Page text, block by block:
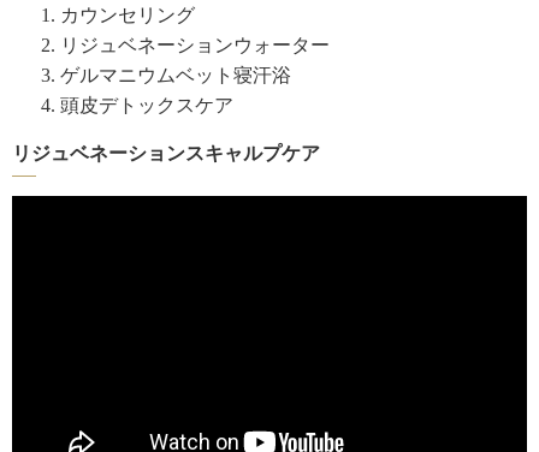
カウンセリング
リジュベネーションウォーター
ゲルマニウムベット寝汗浴
頭皮デトックスケア
リジュベネーションスキャルプケア